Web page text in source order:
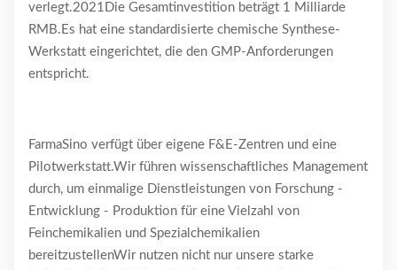
verlegt.2021Die Gesamtinvestition beträgt 1 Milliarde
RMB.Es hat eine standardisierte chemische Synthese-
Werkstatt eingerichtet, die den GMP-Anforderungen
entspricht.
FarmaSino verfügt über eigene F&E-Zentren und eine
Pilotwerkstatt.Wir führen wissenschaftliches Management
durch, um einmalige Dienstleistungen von Forschung -
Entwicklung - Produktion für eine Vielzahl von
Feinchemikalien und Spezialchemikalien
bereitzustellenWir nutzen nicht nur unsere starke